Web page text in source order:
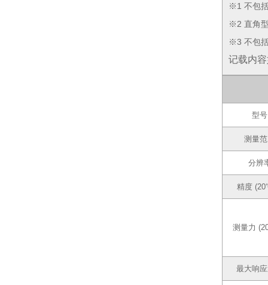
※1 不包
※2 直角
※3 不包
记载内
型号
测量
分辨
精度
测量力
最大响